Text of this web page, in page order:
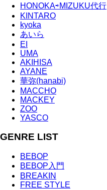
HONOKA⇨MIZUKU代行
KINTARO
kyoka
あいら
EI
UMA
AKIHISA
AYANE
華弥(hanabi)
MACCHO
MACKEY
ZOO
YASCO
GENRE LIST
BEBOP
BEBOP入門
BREAKIN
FREE STYLE